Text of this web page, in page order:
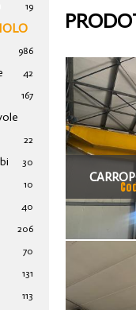
19
986
42
167
22
30
10
40
206
70
131
113